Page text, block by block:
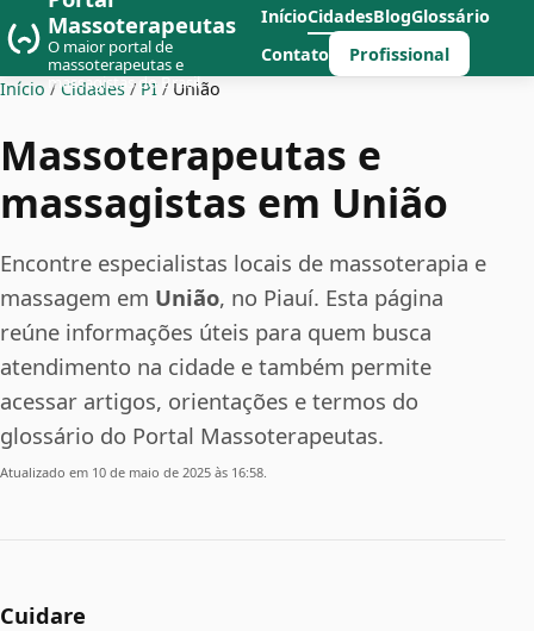
Massoterapeutas
O maior portal de
massoterapeutas e
massagistas do Brasil
InícioCidadesBlogGlossário
Contato
Profissional
Início / Cidades / PI / União
Massoterapeutas e
massagistas em União
Encontre especialistas locais de massoterapia e
massagem em União, no Piauí. Esta página
reúne informações úteis para quem busca
atendimento na cidade e também permite
acessar artigos, orientações e termos do
glossário do Portal Massoterapeutas.
Atualizado em 10 de maio de 2025 às 16:58.
Cuidare